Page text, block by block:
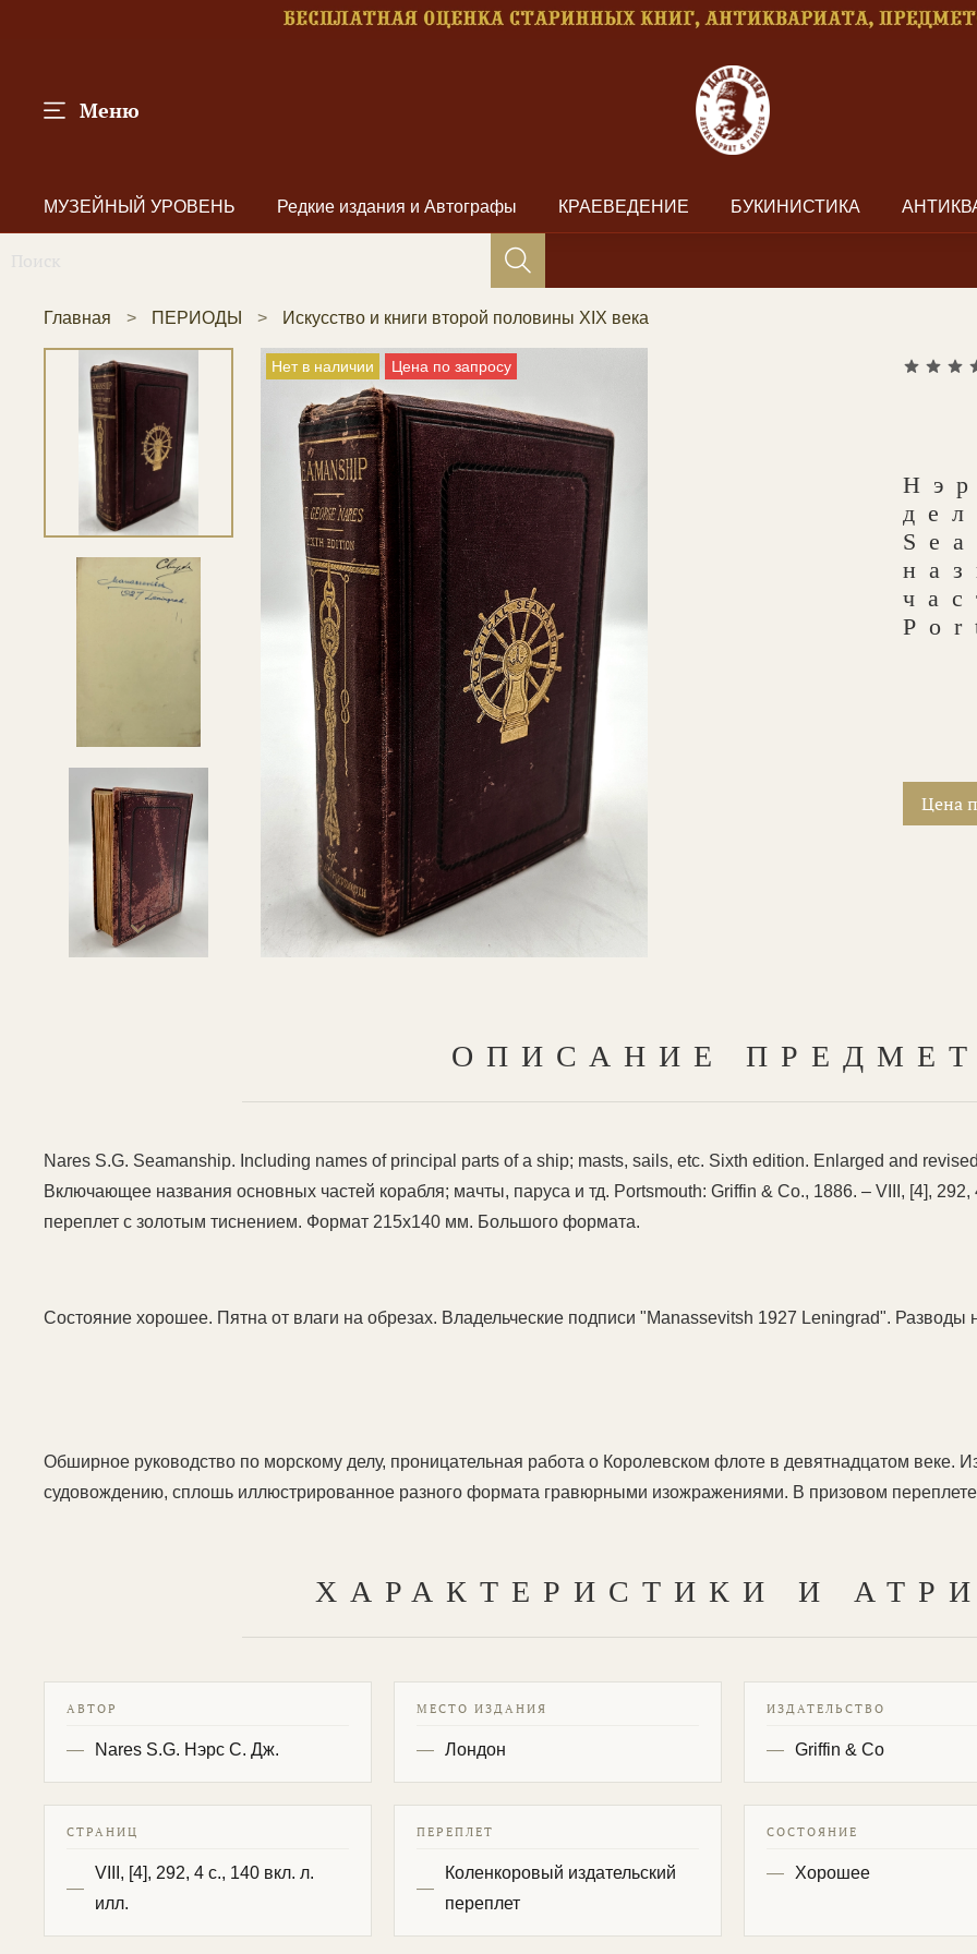
Меню
МУЗЕЙНЫЙ УРОВЕНЬ Редкие издания и Автографы КРАЕВЕДЕНИЕ БУКИНИСТИКА
Главная ПЕРИОДЫ Искусство и книги второй половины XIX века
Нет в наличии Цена по запросу
Цена
ОПИСАНИЕ
Nares S.G. Seamanship. Including names of principal parts of a ship; masts, sails, etc. Sixth edition. Enlarged and
Включающее названия основных частей корабля; мачты, паруса и тд. Portsmouth: Griffin & Co., 1886. – VIII, [4],
переплет с золотым тиснением. Формат 215х140 мм. Большого формата.
Состояние хорошее. Пятна от влаги на обрезах. Владельческие подписи "Manassevitsh 1927 Leningrad". Разводы
Обширное руководство по морскому делу, проницательная работа о Королевском флоте в девятнадцатом веке.
судовождению, сплошь иллюстрированное разного формата гравюрными изожражениями. В призовом
ХАРАКТЕРИСТИКИ И
АВТОР
Nares S.G. Нэрс С. Дж.
МЕСТО ИЗДАНИЯ
Лондон
ИЗДАТЕЛЬСТВО
Griffin & Co
СТРАНИЦ
VIII, [4], 292, 4 с., 140 вкл. л.
илл.
ПЕРЕПЛЕТ
Коленкоровый издательский
переплет
СОСТОЯНИЕ
Хорошее